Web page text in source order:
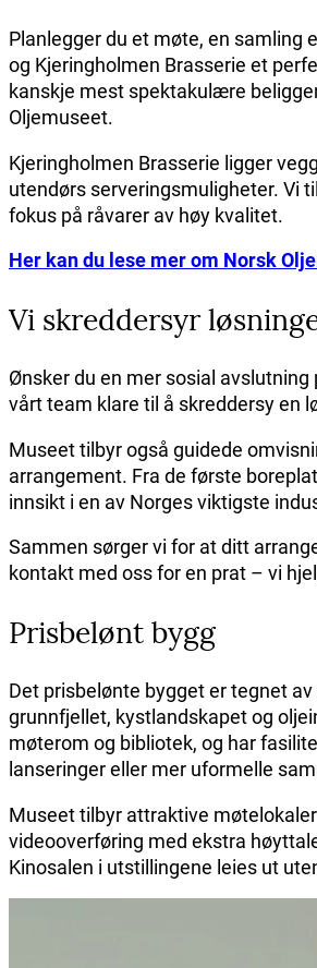
Planlegger du et møte, en samling
og Kjeringholmen Brasserie et
kanskje mest spektakulære
Oljemuseet.
Kjeringholmen Brasserie ligger
utendørs serveringsmuligheter. Vi
fokus på råvarer av høy kvalitet.
Her kan du lese mer om Norsk
Vi skreddersyr
Ønsker du en mer sosial
vårt team klare til å skreddersy en
Museet tilbyr også guidede
arrangement. Fra de første
innsikt i en av Norges viktigste
Sammen sørger vi for at ditt
kontakt med oss for en prat – vi
Prisbelønt bygg
Det prisbelønte bygget er tegnet
grunnfjellet, kystlandskapet og
møterom og bibliotek, og har
lanseringer eller mer uformelle
Museet tilbyr attraktive
videooverføring med ekstra
Kinosalen i utstillingene leies ut